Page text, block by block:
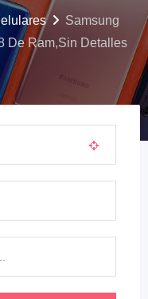
Samsung
De Ram,Sin Detalles